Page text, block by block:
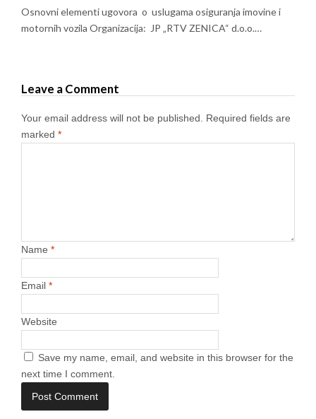
Osnovni elementi ugovora o uslugama osiguranja imovine i
motornih vozila Organizacija: JP „RTV ZENICA“ d.o.o.…
Leave a Comment
Your email address will not be published.
Required fields are
marked *
Name *
Email *
Website
Save my name, email, and website in this browser for the
next time I comment.